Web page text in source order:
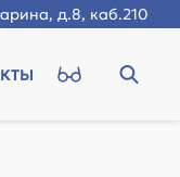
д.8, каб.210